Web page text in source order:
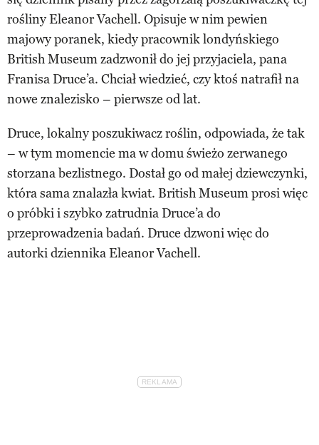
rośliny Eleanor Vachell. Opisuje w nim pewien
majowy poranek, kiedy pracownik londyńskiego
British Museum zadzwonił do jej przyjaciela, pana
Franisa Druce’a. Chciał wiedzieć, czy ktoś natrafił na
nowe znalezisko – pierwsze od lat.
Druce, lokalny poszukiwacz roślin, odpowiada, że tak
– w tym momencie ma w domu świeżo zerwanego
storzana bezlistnego. Dostał go od małej dziewczynki,
która sama znalazła kwiat. British Museum prosi więc
o próbki i szybko zatrudnia Druce’a do
przeprowadzenia badań. Druce dzwoni więc do
autorki dziennika Eleanor Vachell.